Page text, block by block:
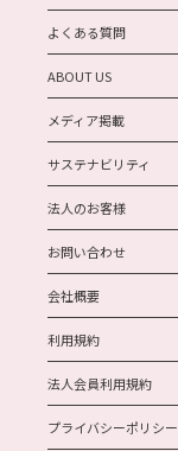
よくある質問
ABOUT US
メディア掲載
サステナビリティ
法人のお客様
お問い合わせ
会社概要
利用規約
法人会員利用規約
プライバシーポリシー